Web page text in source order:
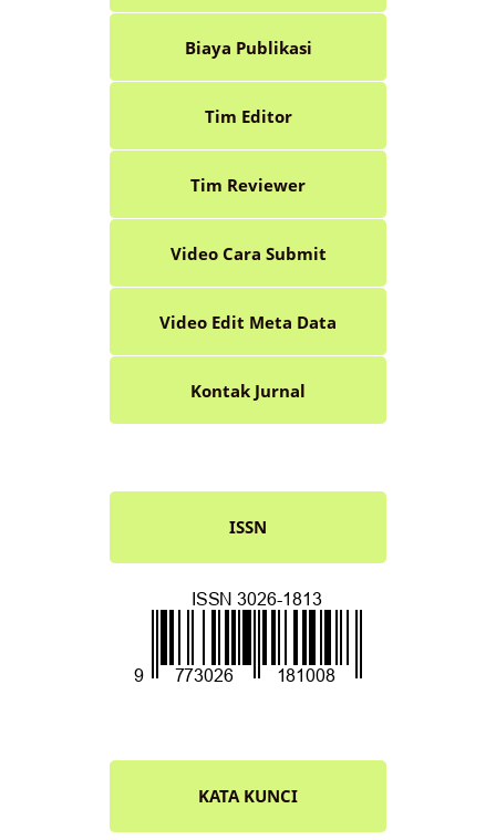
Biaya Publikasi
Tim Editor
Tim Reviewer
Video Cara Submit
Video Edit Meta Data
Kontak Jurnal
ISSN
KATA KUNCI